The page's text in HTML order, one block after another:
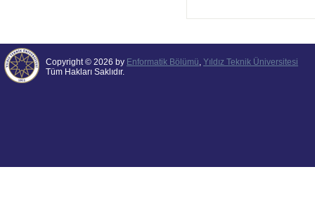
Copyright © 2026 by Enformatik Bölümü, Yıldız Teknik Üniversitesi
Tüm Hakları Saklıdır.